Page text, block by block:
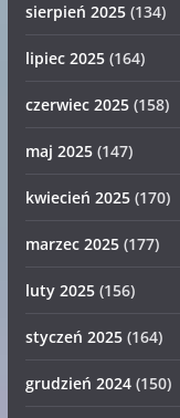
sierpień 2025(134)
lipiec 2025(164)
czerwiec 2025(158)
maj 2025(147)
kwiecień 2025(170)
marzec 2025(177)
luty 2025(156)
styczeń 2025(164)
grudzień 2024(150)